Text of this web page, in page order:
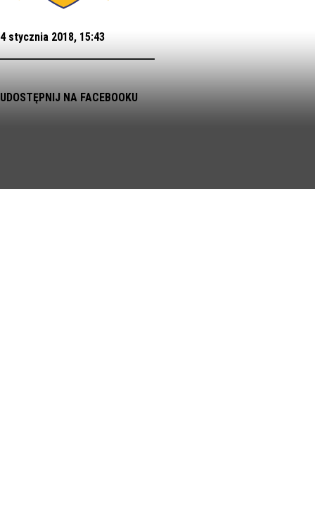
4 stycznia 2018, 15:43
UDOSTĘPNIJ NA FACEBOOKU